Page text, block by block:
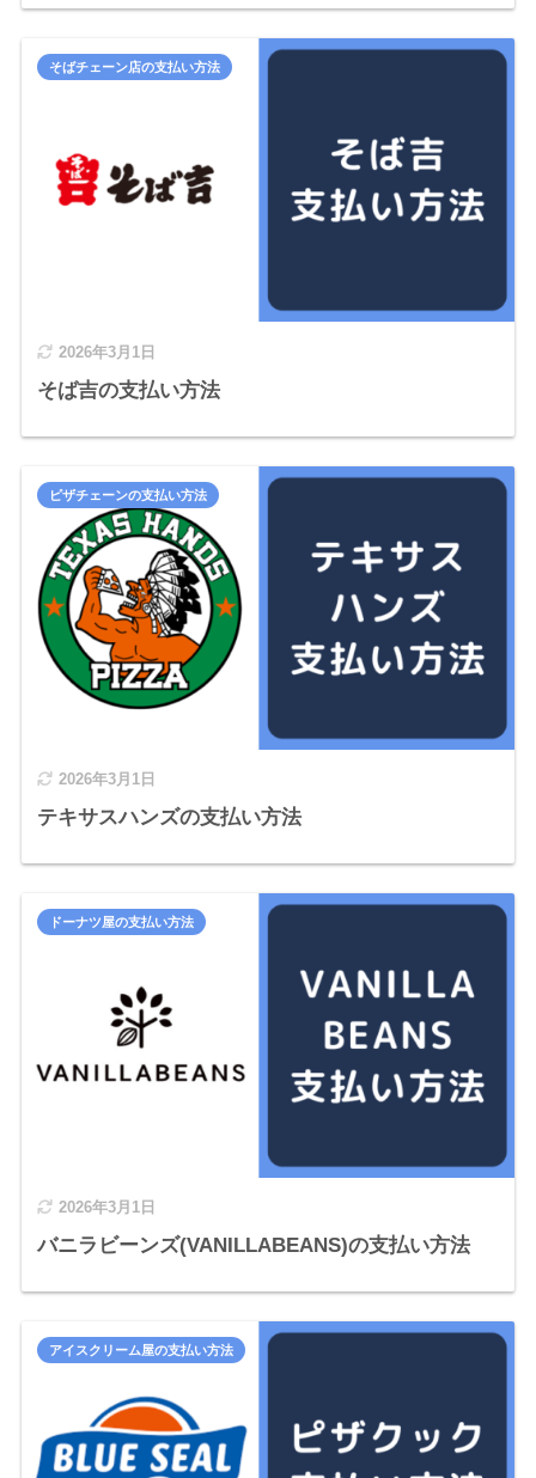
2026年3月1日
そば吉の支払い方法
そばチェーン店の支払い方法
2026年3月1日
テキサスハンズの支払い方法
ピザチェーンの支払い方法
2026年3月1日
バニラビーンズ(VANILLABEANS)の支払い方法
ドーナツ屋の支払い方法
アイスクリーム屋の支払い方法